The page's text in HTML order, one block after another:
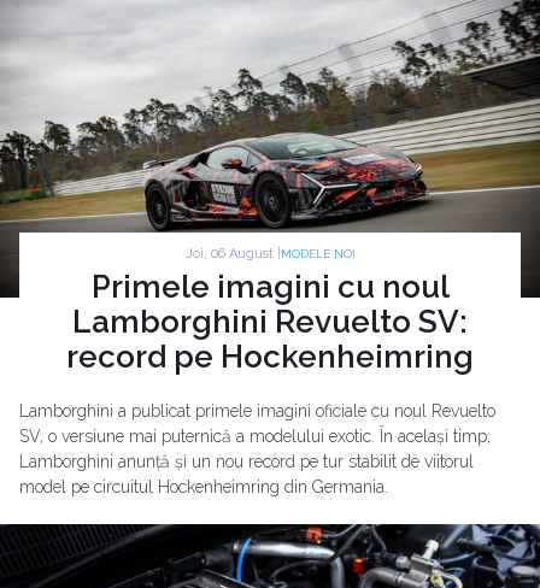
Joi, 06 August | MODELE NOI
Primele imagini cu noul
Lamborghini Revuelto SV:
record pe Hockenheimring
Lamborghini a publicat primele imagini oficiale cu noul Revuelto
SV, o versiune mai puternică a modelului exotic. În același timp,
Lamborghini anunță și un nou record pe tur stabilit de viitorul
model pe circuitul Hockenheimring din Germania.